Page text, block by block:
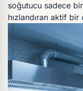
soğutucu sadece
hızlandıran aktif bir